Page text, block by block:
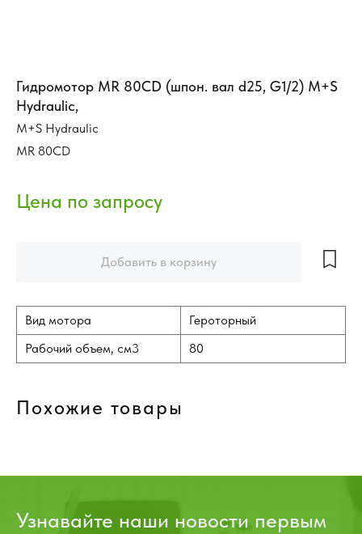
Гидромотор MR 80СD (шпон. вал d25, G1/2) М+S
Hydraulic,
M+S Hydraulic
MR 80CD
Добавить в корзину
Вид мотора
Героторный
Рабочий объем, см3
80
Похожие товары
Узнавайте наши новости первым